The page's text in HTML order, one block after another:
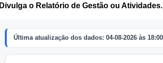
Divulga o Relatório de Gestão ou Atividades.